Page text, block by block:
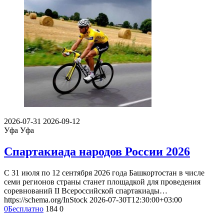
2026-07-31 2026-09-12
Уфа Уфа
Спартакиада народов России 2026
С 31 июля по 12 сентября 2026 года Башкортостан в числе
семи регионов страны станет площадкой для проведения
соревнований II Всероссийской спартакиады…
https://schema.org/InStock 2026-07-30T12:30:00+03:00
0Бесплатно 184 0